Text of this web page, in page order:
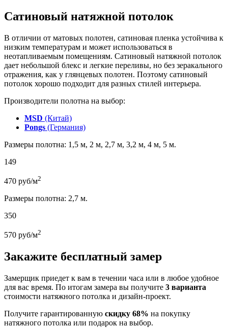
Сатиновый натяжной потолок
В отличии от матовых полотен, сатиновая пленка устойчива к
низким температурам и может использоваться в
неотапливаемым помещениям. Сатиновый натяжной потолок
дает небольшой блекс и легкие переливы, но без зеракального
отражения, как у глянцевых полотен. Поэтому сатиновый
потолок хорошо подходит для разных стилей интерьера.
Производители полотна на выбор:
MSD (Китай)
Pongs (Германия)
Размеры полотна: 1,5 м, 2 м, 2,7 м, 3,2 м, 4 м, 5 м.
149
470 руб/м2
Размеры полотна: 2,7 м.
350
570 руб/м2
Закажите бесплатный замер
Замерщик приедет к вам в течении часа или в любое удобное
для вас время. По итогам замера вы получите 3 варианта
стоимости натяжного потолка и дизайн-проект.
Получите гарантированную скидку 68% на покупку
натяжного потолка или подарок на выбор.